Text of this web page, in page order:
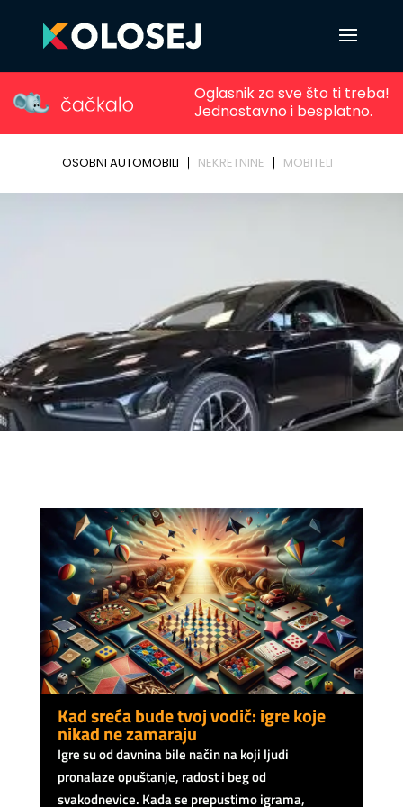
Kad sreća bude tvoj vodič: igre koje
nikad ne zamaraju
Igre su od davnina bile način na koji ljudi
pronalaze opuštanje, radost i beg od
svakodnevice. Kada se prepustimo igrama,